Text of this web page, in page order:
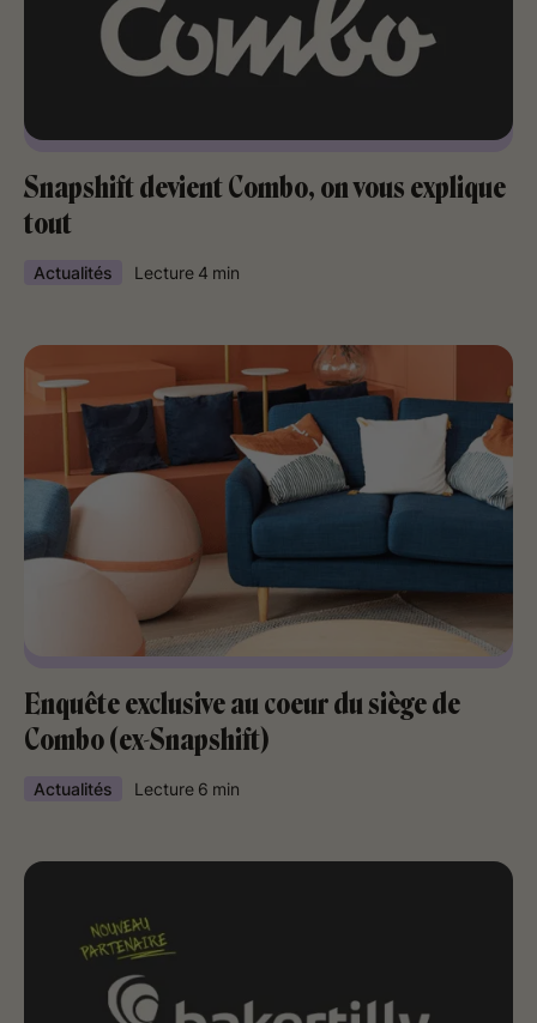
Snapshift devient Combo, on vous explique
tout
Actualités Lecture 4 min
Enquête exclusive au coeur du siège de
Combo (ex-Snapshift)
Actualités Lecture 6 min